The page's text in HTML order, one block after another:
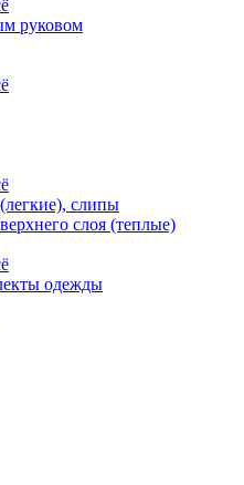
руковом
слипы
слоя (теплые)
одежды